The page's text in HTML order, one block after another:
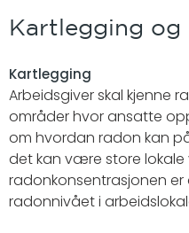
Kartlegging og
Kartlegging
Arbeidsgiver skal kjenne
områder hvor ansatte
om hvordan radon kan
det kan være store lokale
radonkonsentrasjonen er
radonnivået i